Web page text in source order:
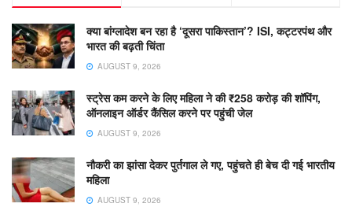
क्या बांग्लादेश बन रहा है ‘दूसरा पाकिस्तान’? ISI, कट्टरपंथ और
भारत की बढ़ती चिंता
AUGUST 9, 2026
स्ट्रेस कम करने के लिए महिला ने की ₹258 करोड़ की शॉपिंग,
ऑनलाइन ऑर्डर कैंसिल करने पर पहुंची जेल
AUGUST 9, 2026
नौकरी का झांसा देकर पुर्तगाल ले गए, पहुंचते ही बेच दी गई भारतीय
महिला
AUGUST 9, 2026